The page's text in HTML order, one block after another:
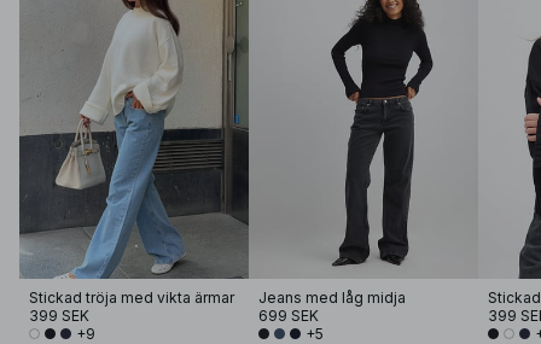
Stickad tröja med vikta ärmar
399 SEK
+9
Jeans med låg midja
699 SEK
+5
399